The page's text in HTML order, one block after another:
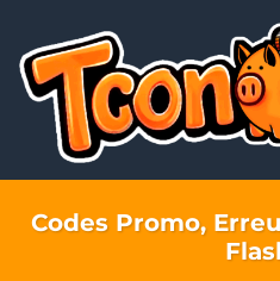
Codes Promo,